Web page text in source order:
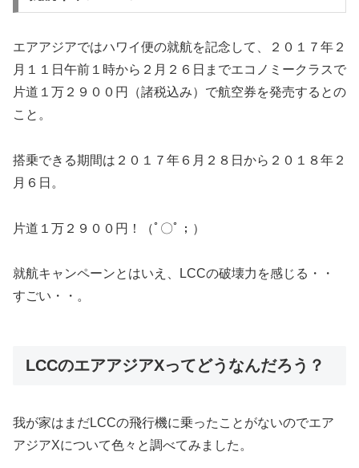
エアアジアではハワイ便の就航を記念して、２０１７年２
月１１日午前１時から２月２６日までエコノミークラスで
片道１万２９００円（諸税込み）で航空券を発売するとの
こと。
搭乗できる期間は２０１７年６月２８日から２０１８年２
月６日。
片道１万２９００円！（ﾟ〇ﾟ；）
就航キャンペーンとはいえ、LCCの破壊力を感じる・・
すごい・・。
LCCのエアアジアXってどうなんだろう？
我が家はまだLCCの飛行機に乗ったことがないのでエア
アジアXについて色々と調べてみました。